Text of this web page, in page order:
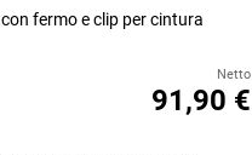
con fermo e clip per cintura
Netto
91,90 €